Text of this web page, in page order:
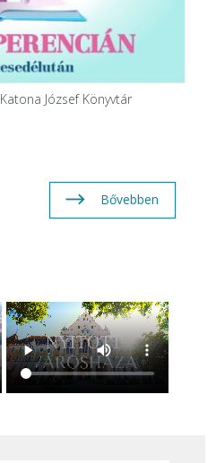
Katona József Könyvtár
Bővebben